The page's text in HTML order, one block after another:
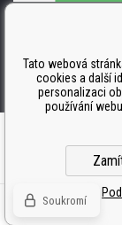
ISO 9001. ISO 14001
© Všechna
Tato webová
cookies a další
personalizaci
používání
Soukromí